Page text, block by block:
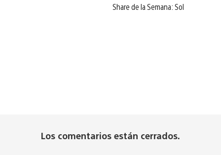
Share de la Semana: Sol
Los comentarios están cerrados.